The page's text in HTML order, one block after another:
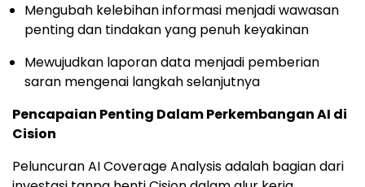
Mengubah kelebihan informasi menjadi wawasan
penting dan tindakan yang penuh keyakinan
Mewujudkan laporan data menjadi pemberian
saran mengenai langkah selanjutnya
Pencapaian Penting Dalam Perkembangan AI di
Cision
Peluncuran AI Coverage Analysis adalah bagian dari